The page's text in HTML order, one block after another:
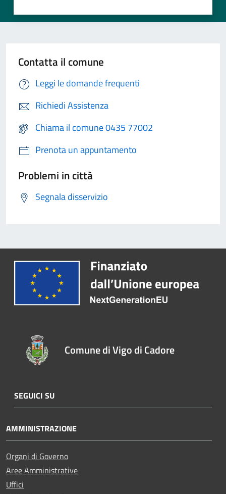
Contatta il comune
Leggi le domande frequenti
Richiedi Assistenza
Chiama il comune 0435 77002
Prenota un appuntamento
Problemi in città
Segnala disservizio
Comune di Vigo di Cadore
SEGUICI SU
AMMINISTRAZIONE
Organi di Governo
Aree Amministrative
Uffici